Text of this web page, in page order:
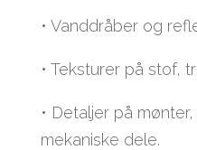
• Vanddråber og
• Teksturer på stof,
• Detaljer på
mekaniske dele.